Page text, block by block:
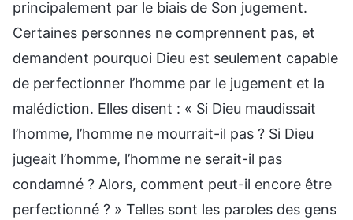
principalement par le biais de Son jugement.
Certaines personnes ne comprennent pas, et
demandent pourquoi Dieu est seulement capable
de perfectionner l’homme par le jugement et la
malédiction. Elles disent : « Si Dieu maudissait
l’homme, l’homme ne mourrait-il pas ? Si Dieu
jugeait l’homme, l’homme ne serait-il pas
condamné ? Alors, comment peut-il encore être
perfectionné ? » Telles sont les paroles des gens